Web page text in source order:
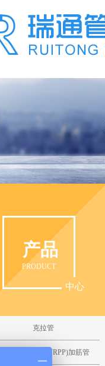
产品
PRODUCT
中心
克拉管
纤维增强聚丙烯(FRPP)加筋管